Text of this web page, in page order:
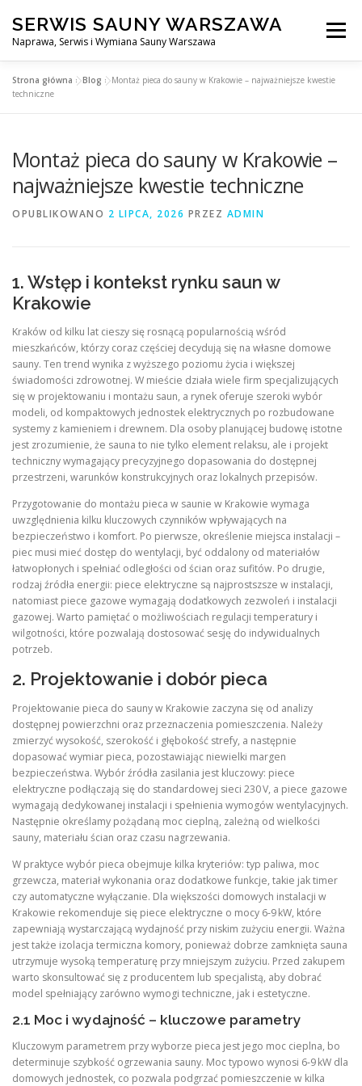
treści
SERWIS SAUNY WARSZAWA
Naprawa, Serwis i Wymiana Sauny Warszawa
Menu
SERWIS DO SAUNY WARSZAWA
Strona główna »Blog »Montaż pieca do sauny w Krakowie – najważniejsze kwestie
techniczne
Montaż pieca do sauny w Krakowie –
najważniejsze kwestie techniczne
OPUBLIKOWANO 2 LIPCA, 2026 PRZEZ ADMIN
1. Wstęp i kontekst rynku saun w
Krakowie
Kraków od kilku lat cieszy się rosnącą popularnością wśród
mieszkańców, którzy coraz częściej decydują się na własne domowe
sauny. Ten trend wynika z wyższego poziomu życia i większej
świadomości zdrowotnej. W mieście działa wiele firm specjalizujących
się w projektowaniu i montażu saun, a rynek oferuje szeroki wybór
modeli, od kompaktowych jednostek elektrycznych po rozbudowane
systemy z kamieniem i drewnem. Dla osoby planującej budowę istotne
jest zrozumienie, że sauna to nie tylko element relaksu, ale i projekt
techniczny wymagający precyzyjnego dopasowania do dostępnej
przestrzeni, warunków konstrukcyjnych oraz lokalnych przepisów.
Przygotowanie do montażu pieca w saunie w Krakowie wymaga
uwzględnienia kilku kluczowych czynników wpływających na
bezpieczeństwo i komfort. Po pierwsze, określenie miejsca instalacji –
piec musi mieć dostęp do wentylacji, być oddalony od materiałów
łatwopłonych i spełniać odległości od ścian oraz sufitów. Po drugie,
rodzaj źródła energii: piece elektryczne są najprostszsze w instalacji,
natomiast piece gazowe wymagają dodatkowych zezwoleń i instalacji
gazowej. Warto pamiętać o możliwościach regulacji temperatury i
wilgotności, które pozwalają dostosować sesję do indywidualnych
potrzeb.
2. Projektowanie i dobór pieca
Projektowanie pieca do sauny w Krakowie zaczyna się od analizy
dostępnej powierzchni oraz przeznaczenia pomieszczenia. Należy
zmierzyć wysokość, szerokość i głębokość strefy, a następnie
dopasować wymiar pieca, pozostawiając niewielki margen
bezpieczeństwa. Wybór źródła zasilania jest kluczowy: piece
elektryczne podłączają się do standardowej sieci 230 V, a piece gazowe
wymagają dedykowanej instalacji i spełnienia wymogów wentylacyjnych.
Następnie określamy pożądaną moc cieplną, zależną od wielkości
sauny, materiału ścian oraz czasu nagrzewania.
W praktyce wybór pieca obejmuje kilka kryteriów: typ paliwa, moc
grzewcza, materiał wykonania oraz dodatkowe funkcje, takie jak timer
czy automatyczne wyłączanie. Dla większości domowych instalacji w
Krakowie rekomenduje się piece elektryczne o mocy 6‑9 kW, które
zapewniają wystarczającą wydajność przy niskim zużyciu energii. Ważna
jest także izolacja termiczna komory, ponieważ dobrze zamknięta sauna
utrzymuje wysoką temperaturę przy mniejszym zużyciu. Przed zakupem
warto skonsultować się z producentem lub specjalistą, aby dobrać
model spełniający zarówno wymogi techniczne, jak i estetyczne.
2.1 Moc i wydajność – kluczowe parametry
Kluczowym parametrem przy wyborze pieca jest jego moc cieplna, bo
determinuje szybkość ogrzewania sauny. Moc typowo wynosi 6‑9 kW dla
domowych jednostek, co pozwala podgrzać pomieszczenie w kilka